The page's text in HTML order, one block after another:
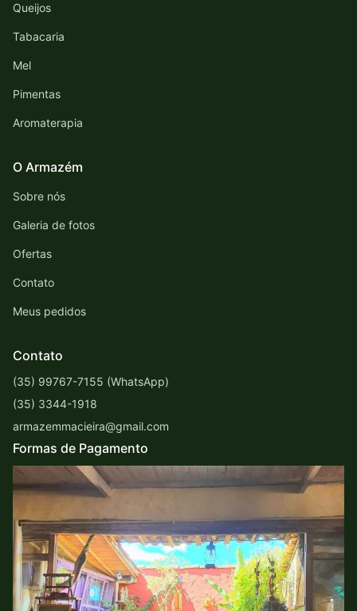
Queijos
Tabacaria
Mel
Pimentas
Aromaterapia
O Armazém
Sobre nós
Galeria de fotos
Ofertas
Contato
Meus pedidos
Contato
(35) 99767-7155 (WhatsApp)
(35) 3344-1918
armazemmacieira@gmail.com
Formas de Pagamento